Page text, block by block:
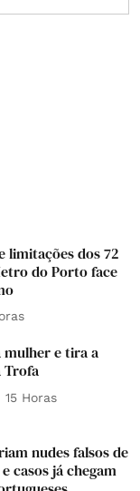
limitações dos 72
do Porto face
mulher e tira a
Trofa
15 Horas
nudes falsos de
casos já chegam